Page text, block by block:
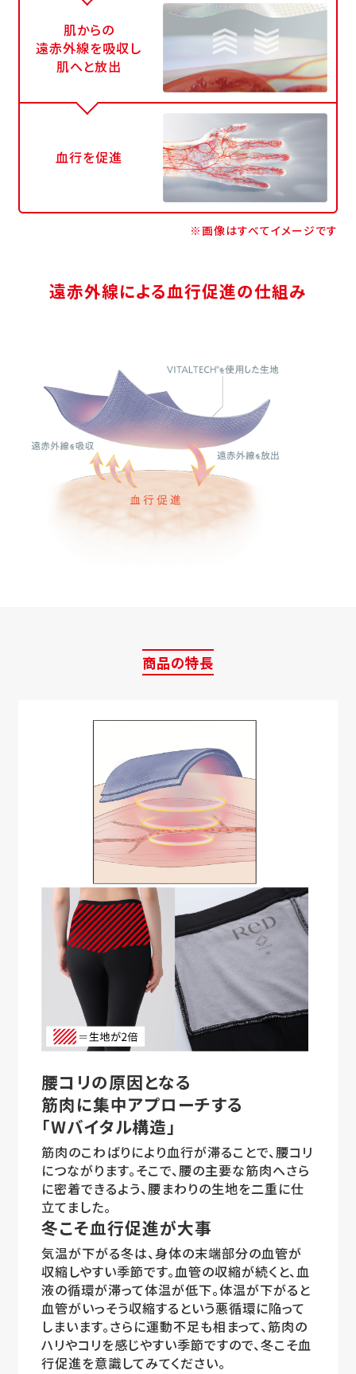
肌からの
遠赤外線を吸収し
肌へと放出
血行を促進
※画像はすべてイメージです
遠赤外線による血行促進の仕組み
商品の特長
腰コリの原因となる
筋肉に集中アプローチする
「Wバイタル構造」
筋肉のこわばりにより血行が滞ることで、腰コリ
につながります。そこで、腰の主要な筋肉へさら
に密着できるよう、腰まわりの生地を二重に仕
立てました。
冬こそ血行促進が大事
気温が下がる冬は、身体の末端部分の血管が
収縮しやすい季節です。血管の収縮が続くと、血
液の循環が滞って体温が低下。体温が下がると
血管がいっそう収縮するという悪循環に陥って
しまいます。さらに運動不足も相まって、筋肉の
ハリやコリを感じやすい季節ですので、冬こそ血
行促進を意識してみてください。